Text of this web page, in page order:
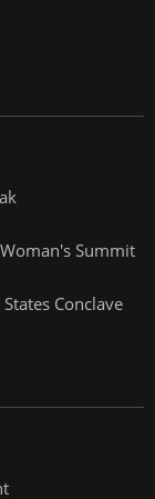
Summit
Conclave